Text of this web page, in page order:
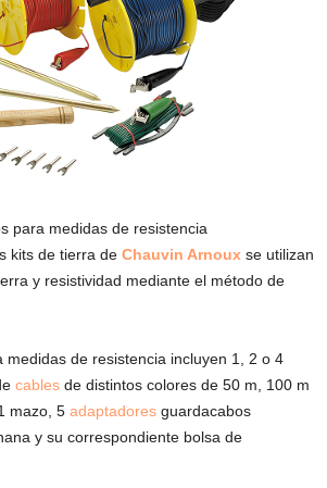
para medidas de resistencia
kits de tierra de Chauvin Arnoux se utilizan
y resistividad mediante el método de
medidas de resistencia incluyen 1, 2 o 4
cables de distintos colores de 50 m, 100 m
mazo, 5 adaptadores guardacabos
y su correspondiente bolsa de